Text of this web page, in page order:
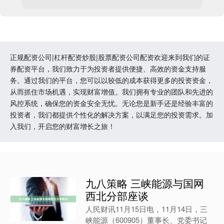
正规配资公司|杠杆配资炒股|股票配资公司配资欢迎来到我们的证
券配资平台，我们致力于为投资者提供便捷、高效的资金支持服
务。通过我们的平台，您可以以较低的成本获得更多的投资资金，
从而抓住市场机遇，实现财富增值。我们拥有专业的团队和先进的
风控系统，确保您的资金安全无忧。无论您是新手还是经验丰富的
投资者，我们都提供个性化的解决方案，以满足您的投资需求。加
入我们，开启您的财富增长之旅！
九八策略 三峡能源与国网
西北分部座谈
人民财讯11月15日电，11月14日，三
峡能源（600905）董事长、党委书记